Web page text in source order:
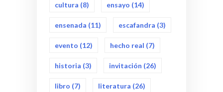
cultura (8) ensayo (14)
ensenada (11) escafandra (3)
evento (12) hecho real (7)
historia (3) invitación (26)
libro (7) literatura (26)